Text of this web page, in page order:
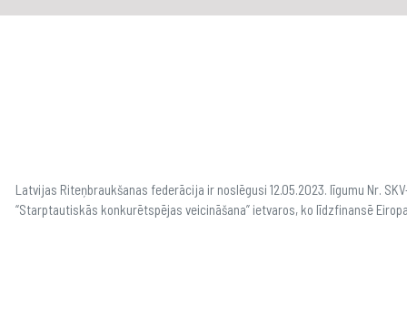
Latvijas Riteņbraukšanas federācija ir noslēgusi 12.05.2023. līgumu Nr.
“Starptautiskās konkurētspējas veicināšana” ietvaros, ko līdzfinansē